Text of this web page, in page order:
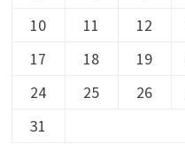
10
11 12
17
18 19
24
25 26
31